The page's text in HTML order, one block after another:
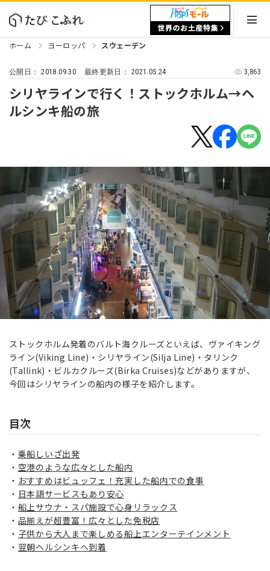
ホーム ヨーロッパ スウェーデン
公開日：2018.09.30 最終更新日： 2021.05.24 3,863
シリヤラインで行く！ストックホルム→ヘ
ルシンキ船の旅
ストックホルム発着のバルト海クルーズといえば、ヴァイキング
ライン(Viking Line)・シリヤライン(Silja Line)・タリンク
(Tallink)・ビルカクルーズ(Birka Cruises)などがありますが、
今回はシリヤラインの船内の様子を紹介します。
目次
乗船しいざ出発
空港のような広々とした船内
おすすめはビュッフェ！充実した船内での食事
日本語サービスもあり安心
船上サウナ・スパ施設で心身リラックス
品揃えが超豊富！広々とした免税店
子供から大人まで楽しめる船上エンターテインメント
翌朝ヘルシンキへ到着